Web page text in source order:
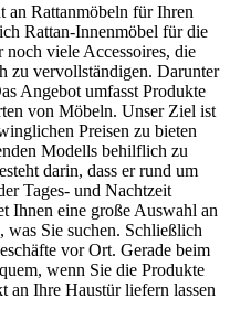
an Rattanmöbeln für Ihren
Rattan-Innenmöbel für die
viele Accessoires, die
zu vervollständigen. Darunter
Angebot umfasst Produkte
von Möbeln. Unser Ziel ist
Preisen zu bieten
Modells behilflich zu
darin, dass er rund um
Tages- und Nachtzeit
Ihnen eine große Auswahl an
was Sie suchen. Schließlich
vor Ort. Gerade beim
wenn Sie die Produkte
an Ihre Haustür liefern lassen